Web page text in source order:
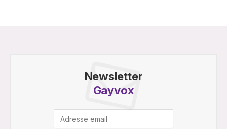
Newsletter
Gayvox